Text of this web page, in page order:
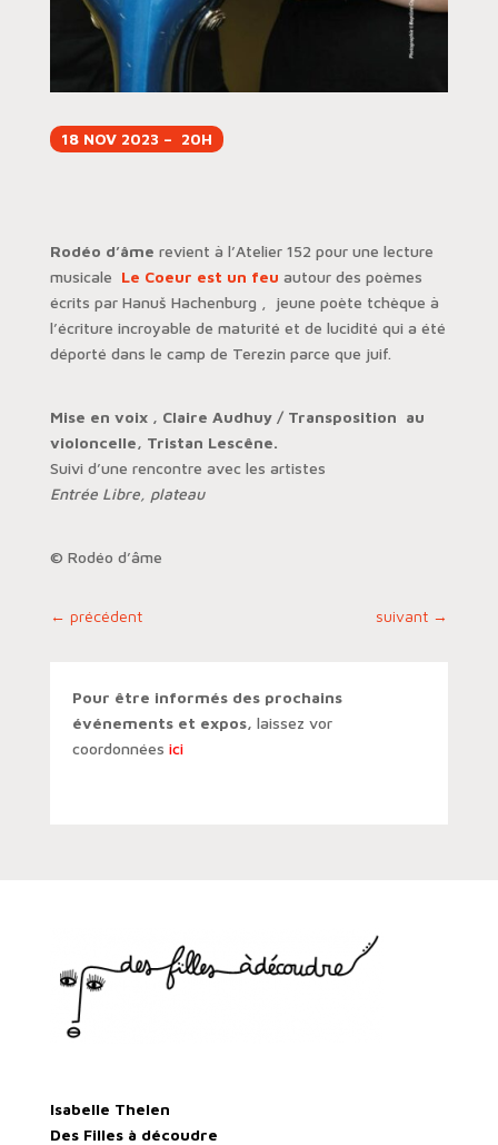
18 NOV 2023 – 20H
Rodéo d’âme revient à l’Atelier 152 pour une lecture
musicale Le Coeur est un feu autour des poèmes
écrits par Hanuš Hachenburg , jeune poète tchèque à
l’écriture incroyable de maturité et de lucidité qui a été
déporté dans le camp de Terezin parce que juif.
Mise en voix , Claire Audhuy / Transposition au
violoncelle, Tristan Lescêne.
Suivi d’une rencontre avec les artistes
Entrée Libre, plateau
© Rodéo d’âme
← précédent suivant →
Pour être informés des prochains
événements et expos, laissez vor
coordonnées ici
Isabelle Thelen
Des Filles à découdre